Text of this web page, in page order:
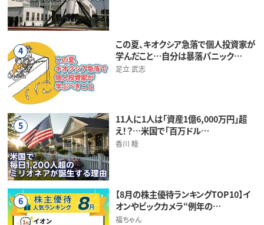
4
この夏、キオクシア急落で個人投資家が
学んだこと…自分は暴落パニック…
足立 武志
5
11人に1人は「資産1億6,000万円」超
え！？…米国で「百万ドル…
香川 睦
6
【8月の株主優待ランキングTOP10】イ
オンやビックカメラ“例年の…
福ちゃん